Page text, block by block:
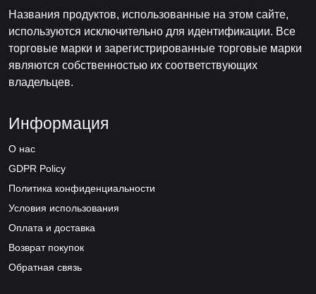
Названия продуктов, использованные на этом сайте,
используются исключительно для идентификации. Все
торговые марки и зарегистрированные торговые марки
являются собственностью их соответствующих
владельцев.
Информация
О нас
GDPR Policy
Политика конфиденциальности
Условия использования
Оплата и доставка
Возврат покупок
Обратная связь